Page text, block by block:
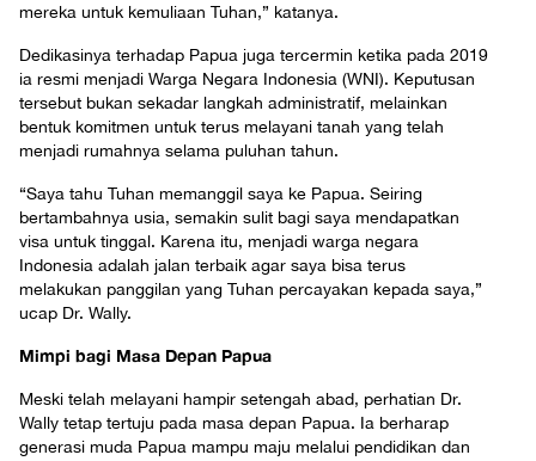
mereka untuk kemuliaan Tuhan,” katanya.
Dedikasinya terhadap Papua juga tercermin ketika pada 2019
ia resmi menjadi Warga Negara Indonesia (WNI). Keputusan
tersebut bukan sekadar langkah administratif, melainkan
bentuk komitmen untuk terus melayani tanah yang telah
menjadi rumahnya selama puluhan tahun.
“Saya tahu Tuhan memanggil saya ke Papua. Seiring
bertambahnya usia, semakin sulit bagi saya mendapatkan
visa untuk tinggal. Karena itu, menjadi warga negara
Indonesia adalah jalan terbaik agar saya bisa terus
melakukan panggilan yang Tuhan percayakan kepada saya,”
ucap Dr. Wally.
Mimpi bagi Masa Depan Papua
Meski telah melayani hampir setengah abad, perhatian Dr.
Wally tetap tertuju pada masa depan Papua. Ia berharap
generasi muda Papua mampu maju melalui pendidikan dan